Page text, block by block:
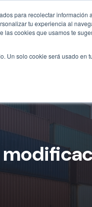
para recolectar
tu experiencia al
cookies que usamos te
Un solo cookie será usado en
Soluciones